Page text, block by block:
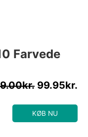
Farvede
kr. 99.95kr.
KØB NU